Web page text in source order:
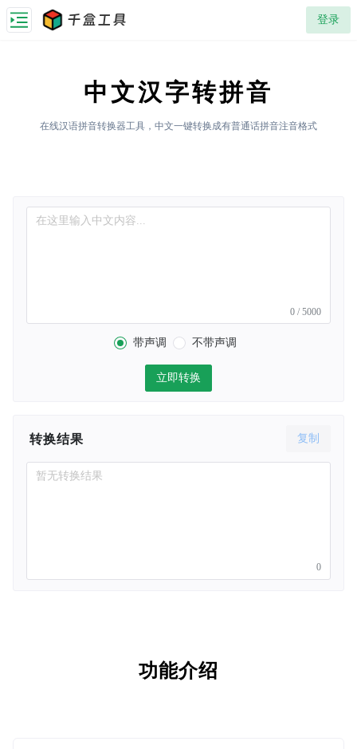
千盒工具 登录
中文汉字转拼音
在线汉语拼音转换器工具，中文一键转换成有普通话拼音注音格式
在这里输入中文内容...
0 / 5000
带声调 不带声调
立即转换
转换结果 复制
暂无转换结果
0
功能介绍